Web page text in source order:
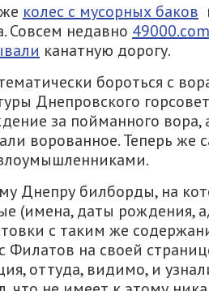
колес с мусорных баков
Совсем недавно
канатную дорогу.
бороться с
Днепровского
за пойманного вора,
ворованное. Теперь
Днепру билборды, на
(имена, даты рождения,
с таким же
Филатов на своей
оттуда, видимо, и